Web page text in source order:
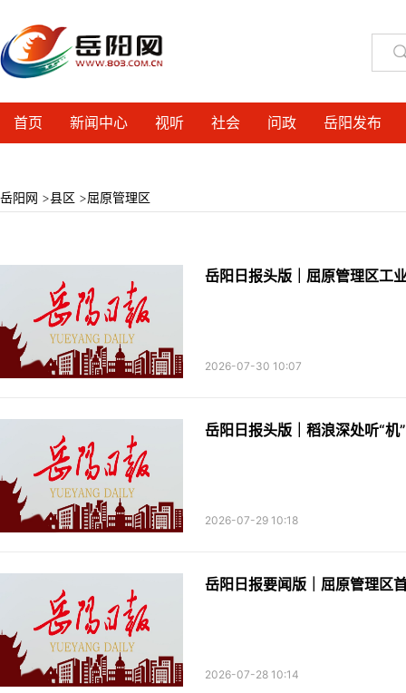
首页 新闻中心 视听 社会 问政 岳阳发布
岳阳网 >县区 >屈原管理区
岳阳日报头版｜屈原管理区工
2026-07-30 10:07
岳阳日报头版｜稻浪深处听“
2026-07-29 10:18
岳阳日报要闻版｜屈原管理区
2026-07-28 10:14